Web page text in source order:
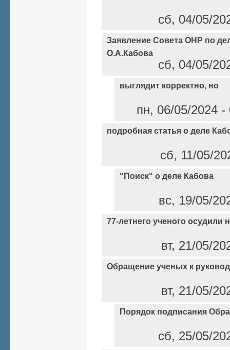
сб, 04/05/
Заявление Совета ОНР по
О.А.Кабова
сб, 04/05/
выглядит корректно, но
пн, 06/05/2024
подробная статья о деле
сб, 11/05/
"Поиск" о деле Кабова
вс, 19/05/
77-летнего ученого осудили
вт, 21/05/
Обращение ученых к
вт, 21/05/
Порядок подписания
сб, 25/05/